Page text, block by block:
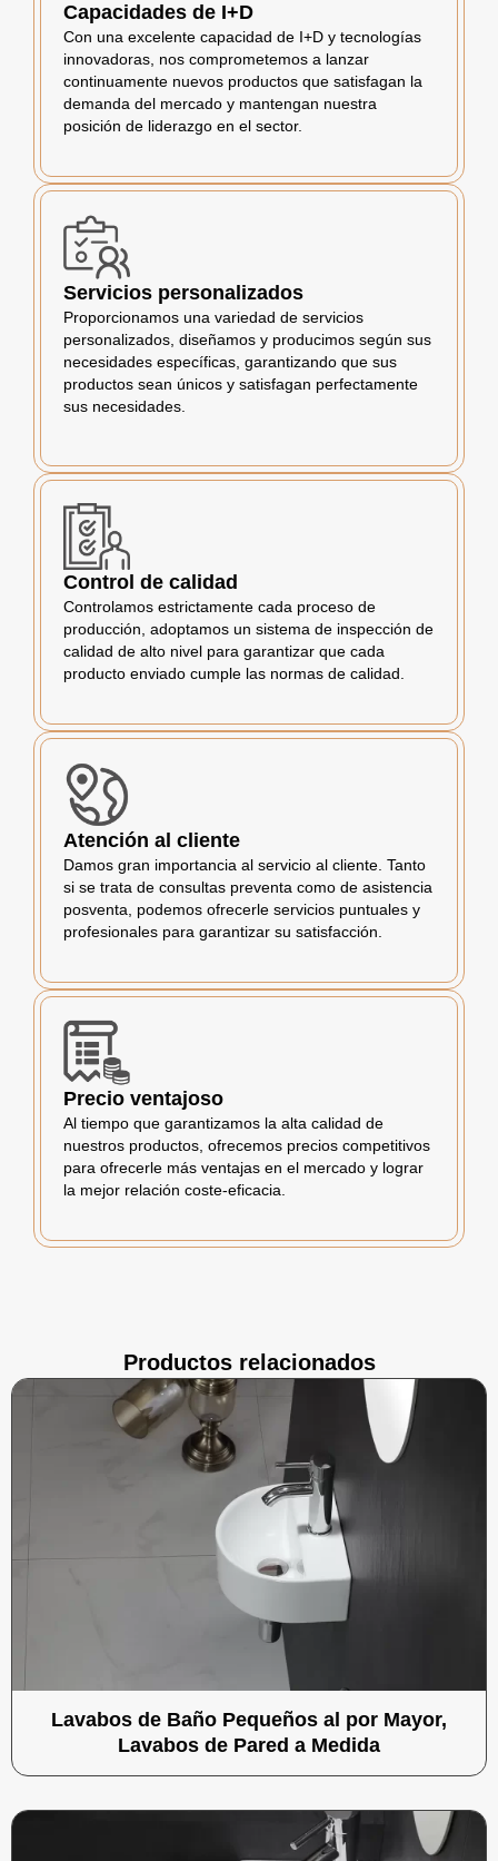
Capacidades de I+D
Con una excelente capacidad de I+D y tecnologías
innovadoras, nos comprometemos a lanzar
continuamente nuevos productos que satisfagan la
demanda del mercado y mantengan nuestra
posición de liderazgo en el sector.
Servicios personalizados
Proporcionamos una variedad de servicios
personalizados, diseñamos y producimos según sus
necesidades específicas, garantizando que sus
productos sean únicos y satisfagan perfectamente
sus necesidades.
Control de calidad
Controlamos estrictamente cada proceso de
producción, adoptamos un sistema de inspección de
calidad de alto nivel para garantizar que cada
producto enviado cumple las normas de calidad.
Atención al cliente
Damos gran importancia al servicio al cliente. Tanto
si se trata de consultas preventa como de asistencia
posventa, podemos ofrecerle servicios puntuales y
profesionales para garantizar su satisfacción.
Precio ventajoso
Al tiempo que garantizamos la alta calidad de
nuestros productos, ofrecemos precios competitivos
para ofrecerle más ventajas en el mercado y lograr
la mejor relación coste-eficacia.
Productos relacionados
Lavabos de Baño Pequeños al por Mayor,
Lavabos de Pared a Medida